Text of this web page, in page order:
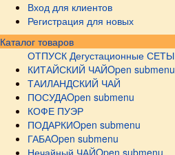
Вход для клиентов
Регистрация для новых
Каталог товаров
ОТПУСК Дегустационные СЕТЫ
КИТАЙСКИЙ ЧАЙOpen submenu
ТАИЛАНДСКИЙ ЧАЙ
ПОСУДАOpen submenu
КОФЕ ПУЭР
ПОДАРКИOpen submenu
ГАБАOpen submenu
Нечайный ЧАЙOpen submenu